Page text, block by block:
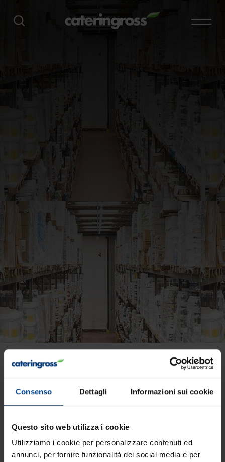
Consenso Dettagli Informazioni sui cookie
Questo sito web utilizza i cookie
Utilizziamo i cookie per personalizzare contenuti ed
annunci, per fornire funzionalità dei social media e per
Con Eurovo Service, l'uovo
è facilissimo